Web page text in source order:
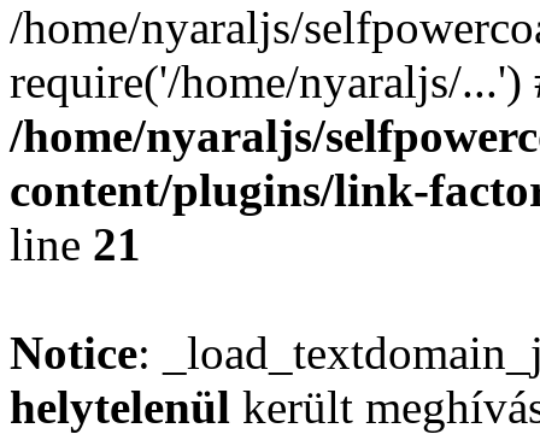
/home/nyaraljs/
require('/home/nyaraljs/
/home/nyaraljs/
content/plugins/link-
line 21
Notice:
helytelenül került